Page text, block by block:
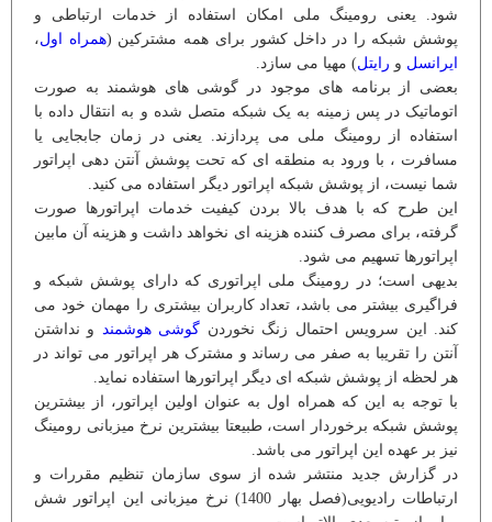
شود. یعنی رومینگ ملی امکان استفاده از خدمات ارتباطی و
پوشش شبکه را در داخل کشور برای همه مشترکین (همراه اول،
ایرانسل و رایتل) مهیا می سازد.
بعضی از برنامه های موجود در گوشی های هوشمند به صورت
اتوماتیک در پس زمینه به یک شبکه متصل شده و به انتقال داده با
استفاده از رومینگ ملی می پردازند. یعنی در زمان جابجایی یا
مسافرت ، با ورود به منطقه ای که تحت پوشش آنتن دهی اپراتور
شما نیست، از پوشش شبکه اپراتور دیگر استفاده می کنید.
این طرح که با هدف بالا بردن کیفیت خدمات اپراتورها صورت
گرفته، برای مصرف کننده هزینه ای نخواهد داشت و هزینه آن مابین
اپراتورها تسهیم می شود.
بدیهی است؛ در رومینگ ملی اپراتوری که دارای پوشش شبکه و
فراگیری بیشتر می باشد، تعداد کاربران بیشتری را مهمان خود می
کند. این سرویس احتمال زنگ نخوردن گوشی هوشمند
و نداشتن
آنتن را تقریبا به صفر می رساند و مشترک هر اپراتور می تواند در
هر لحظه از پوشش شبکه ای دیگر اپراتورها استفاده نماید.
با توجه به این که همراه اول به عنوان اولین اپراتور، از بیشترین
پوشش شبکه برخوردار است، طبیعتا بیشترین نرخ میزبانی رومینگ
نیز بر عهده این اپراتور می باشد.
در گزارش جدید منتشر شده از سوی سازمان تنظیم مقررات و
ارتباطات رادیویی(فصل بهار 1400) نرخ میزبانی این اپراتور شش